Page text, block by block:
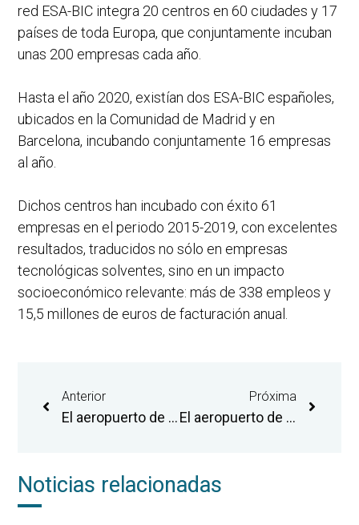
red ESA-BIC integra 20 centros en 60 ciudades y 17
países de toda Europa, que conjuntamente incuban
unas 200 empresas cada año.
Hasta el año 2020, existían dos ESA-BIC españoles,
ubicados en la Comunidad de Madrid y en
Barcelona, incubando conjuntamente 16 empresas
al año.
Dichos centros han incubado con éxito 61
empresas en el periodo 2015-2019, con excelentes
resultados, traducidos no sólo en empresas
tecnológicas solventes, sino en un impacto
socioeconómico relevante: más de 338 empleos y
15,5 millones de euros de facturación anual.
Anterior
El aeropuerto de Castellón licita la explotación de una segunda cafetería para dar respuesta al incremento de pasajeros
Próxima
El aeropuerto de Castellón supera los 15.000 pasajeros en marzo
Noticias relacionadas